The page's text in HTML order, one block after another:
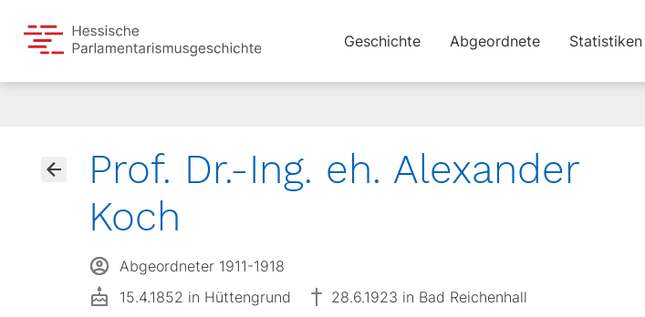
Geschichte Abgeordnete Statistiken
Prof. Dr.-Ing. eh. Alexander
Koch
Abgeordneter 1911-1918
15.4.1852 in Hüttengrund
28.6.1923 in Bad Reichenhall